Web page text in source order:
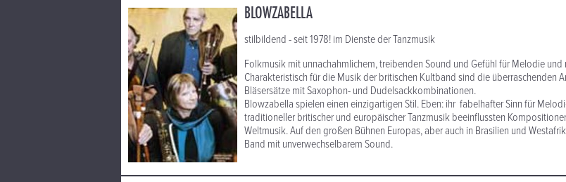
BLOWZABELLA
stilbildend - seit 1978! im Dienste der Tanzmusik
Folkmusik mit unnachahmlichem, treibenden Sound und Gefühl für Melodie und
Charakteristisch für die Musik der britischen Kultband sind die überraschenden
Bläsersätze mit Saxophon- und Dudelsackkombinationen.
Blowzabella spielen einen einzigartigen Stil. Eben: ihr fabelhafter Sinn für
traditioneller britischer und europäischer Tanzmusik beeinflussten
Weltmusik. Auf den großen Bühnen Europas, aber auch in Brasilien und
Band mit unverwechselbarem Sound.